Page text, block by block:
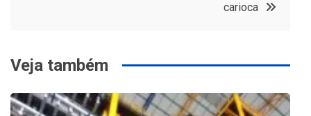
carioca
Veja também